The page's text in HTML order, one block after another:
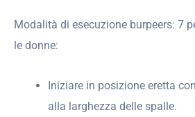
Modalità di esecuzione burpeers: 7
le donne:
Iniziare in posizione eretta
alla larghezza delle spalle.